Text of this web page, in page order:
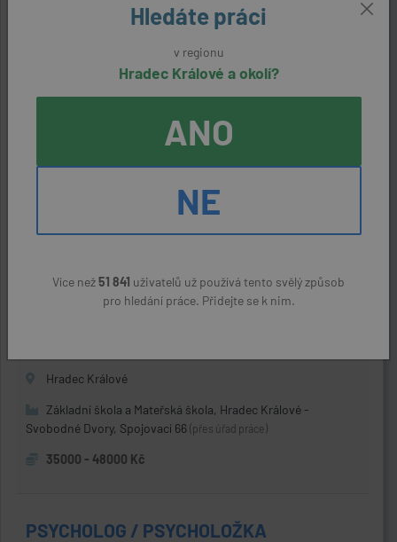
40000 - 60000 Kč
UČITEL / UČITELKA ODBORNÉHO
Hradec Králové
Střední odborná škola a Střední odborné učiliště, Hradec
(přes úřad práce)
Hradec Králové
Základní škola a Mateřská škola, Hradec Králové -
Svobodné Dvory, Spojovací 66 (přes úřad práce)
35000 - 48000 Kč
PSYCHOLOG / PSYCHOLOŽKA
Hledáte práci
v regionu
Hradec Králové a okolí?
ANO
NE
Více než51 841 uživatelů už používá tento svělý způsob
pro hledání práce. Přidejte se k nim.